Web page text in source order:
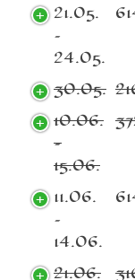
21.05.
–
24.05.
30.05.
10.06.
–
15.06.
11.06.
–
14.06.
21.06.